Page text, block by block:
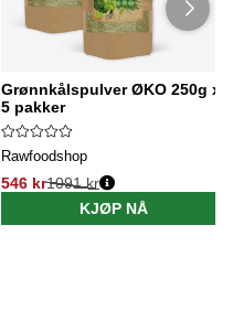
Grønnkålspulver ØKO 250g x
5 pakker
Rawfoodshop
546 kr1091 kr
KJØP NÅ